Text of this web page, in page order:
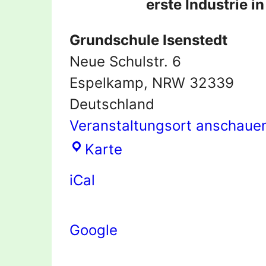
erste Industrie
Grundschule Isenstedt
Neue Schulstr. 6
Espelkamp, NRW 32339
Deutschland
Veranstaltungsort
Karte
iCal
Google